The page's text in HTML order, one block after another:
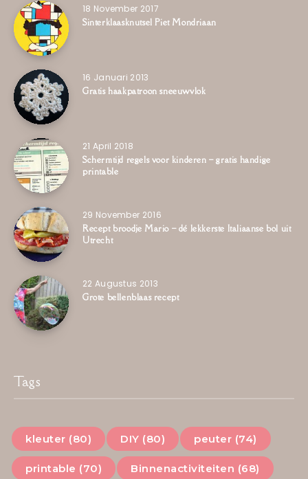
18 November 2017
Sinterklaasknutsel Piet Mondriaan
16 Januari 2013
Gratis haakpatroon sneeuwvlok
21 April 2018
Schermtijd regels voor kinderen – gratis handige
printable
29 November 2016
Recept broodje Mario – dé lekkerste Italiaanse bol uit
Utrecht
22 Augustus 2013
Grote bellenblaas recept
Tags
kleuter (80) DIY (80) peuter (74)
printable (70) Binnenactiviteiten (68)